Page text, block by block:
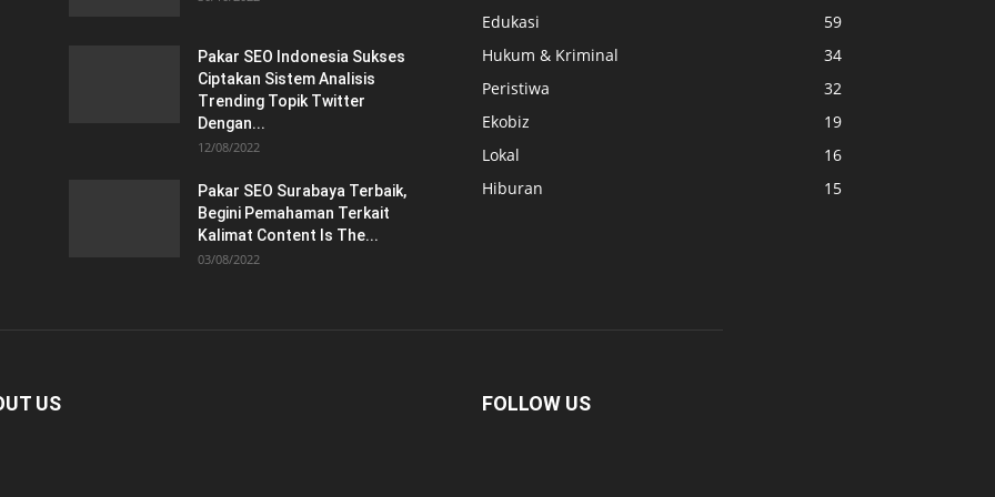
Pakar SEO Indonesia Sukses
Ciptakan Sistem Analisis
Trending Topik Twitter
Dengan...
12/08/2022
Pakar SEO Surabaya Terbaik,
Begini Pemahaman Terkait
Kalimat Content Is The...
03/08/2022
Edukasi
59
Hukum & Kriminal
34
Peristiwa
32
Ekobiz
19
Lokal
16
Hiburan
15
US FOLLOW US